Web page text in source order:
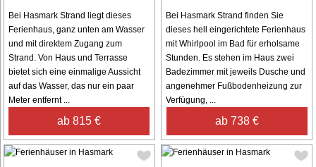
Bei Hasmark Strand liegt dieses
Ferienhaus, ganz unten am Wasser
und mit direktem Zugang zum
Strand. Von Haus und Terrasse
bietet sich eine einmalige Aussicht
auf das Wasser, das nur ein paar
Meter entfernt ...
ab 815 €
Bei Hasmark Strand finden Sie
dieses hell eingerichtete Ferienhaus
mit Whirlpool im Bad für erholsame
Stunden. Es stehen im Haus zwei
Badezimmer mit jeweils Dusche und
angenehmer Fußbodenheizung zur
Verfügung, ...
ab 738 €